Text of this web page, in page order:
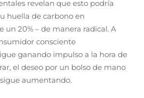
revelan que esto podría
huella de carbono en
un 20% – de manera radical. A
consciente
ganando impulso a la hora de
el deseo por un bolso de mano
aumentando.